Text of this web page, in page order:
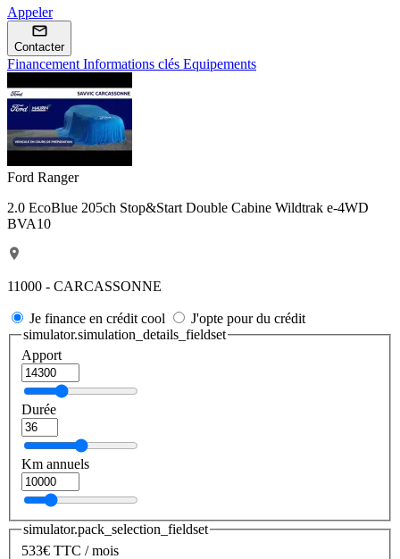
Appeler
Contacter
Financement Informations clés Equipements
Ford Ranger
2.0 EcoBlue 205ch Stop&Start Double Cabine Wildtrak e-4WD
BVA10
11000 - CARCASSONNE
Je finance en crédit cool
J'opte pour du crédit
simulator.simulation_details_fieldset
Apport
Durée
Km annuels
simulator.pack_selection_fieldset
533€ TTC / mois